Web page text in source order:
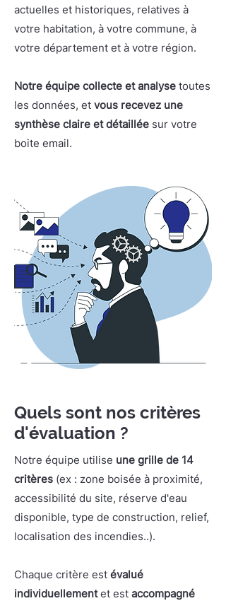
actuelles et historiques, relatives à
votre habitation, à votre commune, à
votre département et à votre région.
Notre équipe collecte et analyse toutes
les données, et vous recevez une
synthèse claire et détaillée sur votre
boite email.
Quels sont nos critères
d'évaluation ?
Notre équipe utilise une grille de 14
critères (ex : zone boisée à proximité,
accessibilité du site, réserve d'eau
disponible, type de construction, relief,
localisation des incendies..).
Chaque critère est évalué
individuellementet est accompagné